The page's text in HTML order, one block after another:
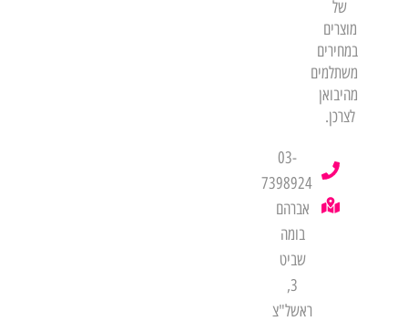
של
מוצרים
במחירים
משתלמים
מהיבואן
לצרכן.
03-
7398924
אברהם
בומה
שביט
3,
ראשל"צ